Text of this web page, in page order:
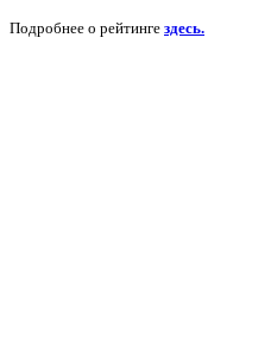
Подробнее о рейтинге здесь.